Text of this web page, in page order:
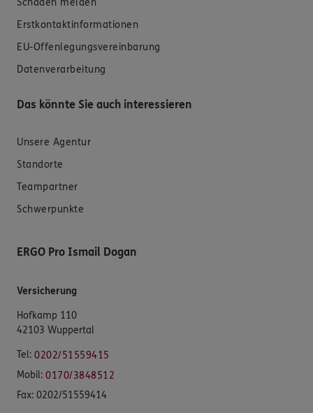
Schaden melden
Erstkontaktinformationen
EU-Offenlegungsvereinbarung
Datenverarbeitung
Das könnte Sie auch interessieren
Unsere Agentur
Standorte
Teampartner
Schwerpunkte
ERGO Pro Ismail Dogan
Versicherung
Hofkamp 110
42103 Wuppertal
Tel: 0202/51559415
Mobil: 0170/3848512
Fax: 0202/51559414